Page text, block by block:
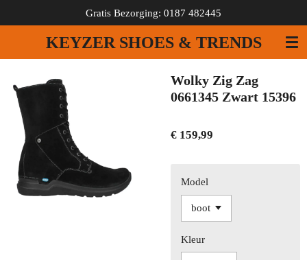
direct
de
KEYZER SHOES & TRENDS
Gratis Bezorging: 0187 482445
Wolky Zig Zag
0661345 Zwart 15396
€ 159,99
Model
Kleur